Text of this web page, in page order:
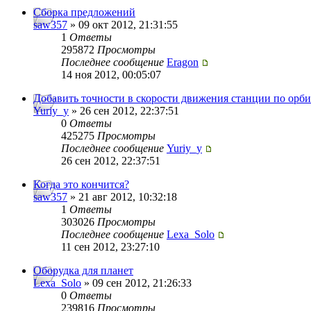
Сборка предложений
saw357 » 09 окт 2012, 21:31:55
1 Ответы
295872 Просмотры
Последнее сообщение Eragon
14 ноя 2012, 00:05:07
Добавить точности в скорости движения станции по
Yuriy_y » 26 сен 2012, 22:37:51
0 Ответы
425275 Просмотры
Последнее сообщение Yuriy_y
26 сен 2012, 22:37:51
Когда это кончится?
saw357 » 21 авг 2012, 10:32:18
1 Ответы
303026 Просмотры
Последнее сообщение Lexa_Solo
11 сен 2012, 23:27:10
Оборудка для планет
Lexa_Solo » 09 сен 2012, 21:26:33
0 Ответы
239816 Просмотры